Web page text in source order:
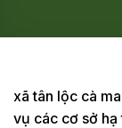
xã tân lộc cà
vụ các cơ sở